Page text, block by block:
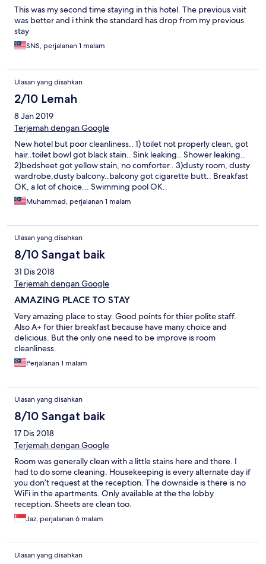
comforter and 1 pillow (What?) Because there was no direct line
on the roomphone, I had to go to the receptionist to request it.
There was another locked room inside my unit, i dont know what
or who inside it, seem scary. Although they provided breakfast,
stand in line to wait for 5-10 min until a table was available. As for
the swimming pool, there was no shower provided at the pool
area. They placed the shower INSIDE the smelly toilet stall. I
dont know what to say..
This was my second time staying in this hotel. The previous visit
was better and i think the standard has drop from my previous
stay
SNS, perjalanan 1 malam
Ulasan yang disahkan
2/10 Lemah
8 Jan 2019
Terjemah dengan Google
New hotel but poor cleanliness.. 1) toilet not properly clean, got
hair..toilet bowl got black stain.. Sink leaking.. Shower leaking..
2)bedsheet got yellow stain, no comforter.. 3)dusty room, dusty
wardrobe,dusty balcony..balcony got cigarette butt.. Breakfast
OK, a lot of choice... Swimming pool OK..
Muhammad, perjalanan 1 malam
Ulasan yang disahkan
8/10 Sangat baik
31 Dis 2018
Terjemah dengan Google
AMAZING PLACE TO STAY
Very amazing place to stay. Good points for thier polite staff.
Also A+ for thier breakfast because have many choice and
delicious. But the only one need to be improve is room
cleanliness.
Perjalanan 1 malam
Ulasan yang disahkan
8/10 Sangat baik
17 Dis 2018
Terjemah dengan Google
Room was generally clean with a little stains here and there. I
had to do some cleaning. Housekeeping is every alternate day if
you don’t request at the reception. The downside is there is no
WiFi in the apartments. Only available at the the lobby
reception. Sheets are clean too.
Jaz, perjalanan 6 malam
Ulasan yang disahkan